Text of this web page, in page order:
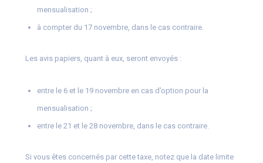
mensualisation ;
à compter du 17 novembre, dans le cas contraire.
Les avis papiers, quant à eux, seront envoyés :
entre le 6 et le 19 novembre en cas d’option pour la
mensualisation ;
entre le 21 et le 28 novembre, dans le cas contraire.
Si vous êtes concernés par cette taxe, notez que la date limite